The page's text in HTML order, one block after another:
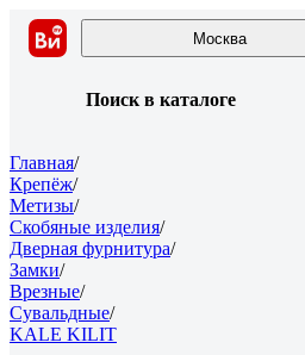
Москва
Поиск в каталоге
Главная/
Крепёж/
Метизы/
Скобяные изделия/
Дверная фурнитура/
Замки/
Врезные/
Сувальдные/
KALE KILIT